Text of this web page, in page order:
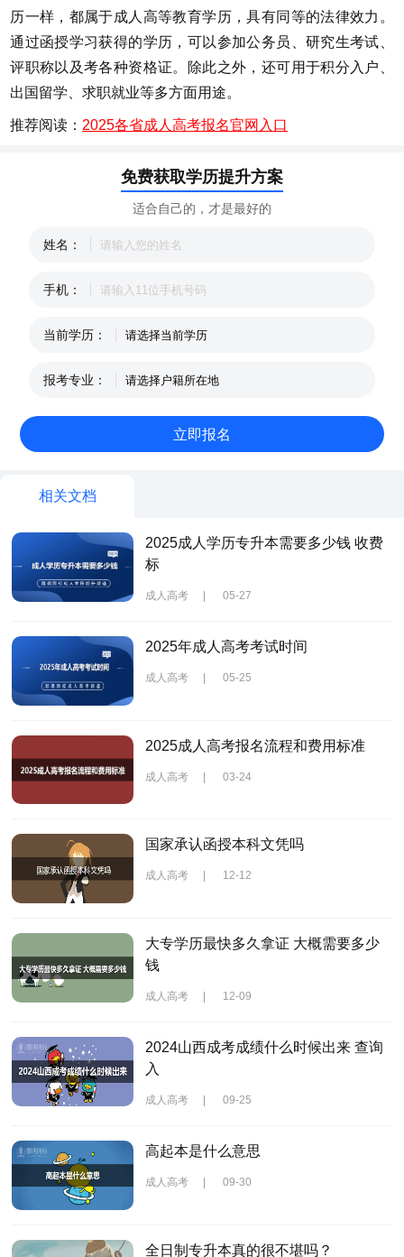
历一样，都属于成人高等教育学历，具有同等的法律效力。
通过函授学习获得的学历，可以参加公务员、研究生考试、
评职称以及考各种资格证。除此之外，还可用于积分入户、
出国留学、求职就业等多方面用途。
推荐阅读： 2025各省成人高考报名官网入口
免费获取学历提升方案
适合自己的，才是最好的
姓名：
手机：
当前学历：
报考专业：
相关文档
2025成人学历专升本需要多少钱 收费
标
成人高考 | 05-27
2025年成人高考考试时间
成人高考 | 05-25
2025成人高考报名流程和费用标准
成人高考 | 03-24
国家承认函授本科文凭吗
成人高考 12-12
大专学历最快多久拿证 大概需要多少
钱
成人高考 12-09
2024山西成考成绩什么时候出来 查询
入
成人高考 09-25
高起本是什么意思
成人高考 09-30
全日制专升本真的很不堪吗？